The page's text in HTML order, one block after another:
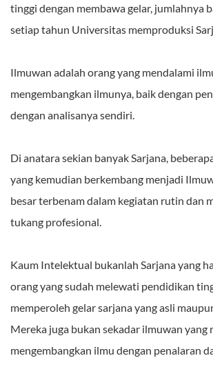
tinggi dengan membawa gelar, jumlahnya
setiap tahun Universitas memproduksi
Ilmuwan adalah orang yang mendalami
mengembangkan ilmunya, baik dengan
dengan analisanya sendiri.
Di anatara sekian banyak Sarjana,
yang kemudian berkembang menjadi
besar terbenam dalam kegiatan rutin dan
tukang profesional.
Kaum Intelektual bukanlah Sarjana yang
orang yang sudah melewati pendidikan
memperoleh gelar sarjana yang asli
Mereka juga bukan sekadar ilmuwan yang
mengembangkan ilmu dengan penalaran